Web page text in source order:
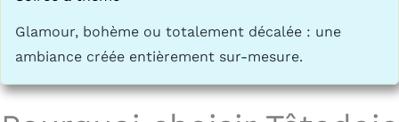
Glamour, bohème ou totalement décalée : une
ambiance créée entièrement sur-mesure.